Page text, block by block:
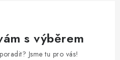
s výběrem
Jsme tu pro vás!